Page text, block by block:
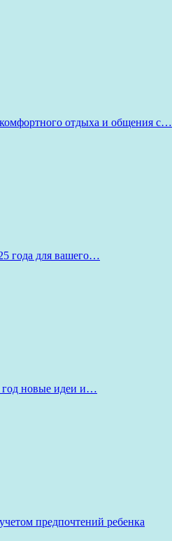
отдыха и общения с…
года для вашего…
год новые идеи и…
предпочтений ребенка